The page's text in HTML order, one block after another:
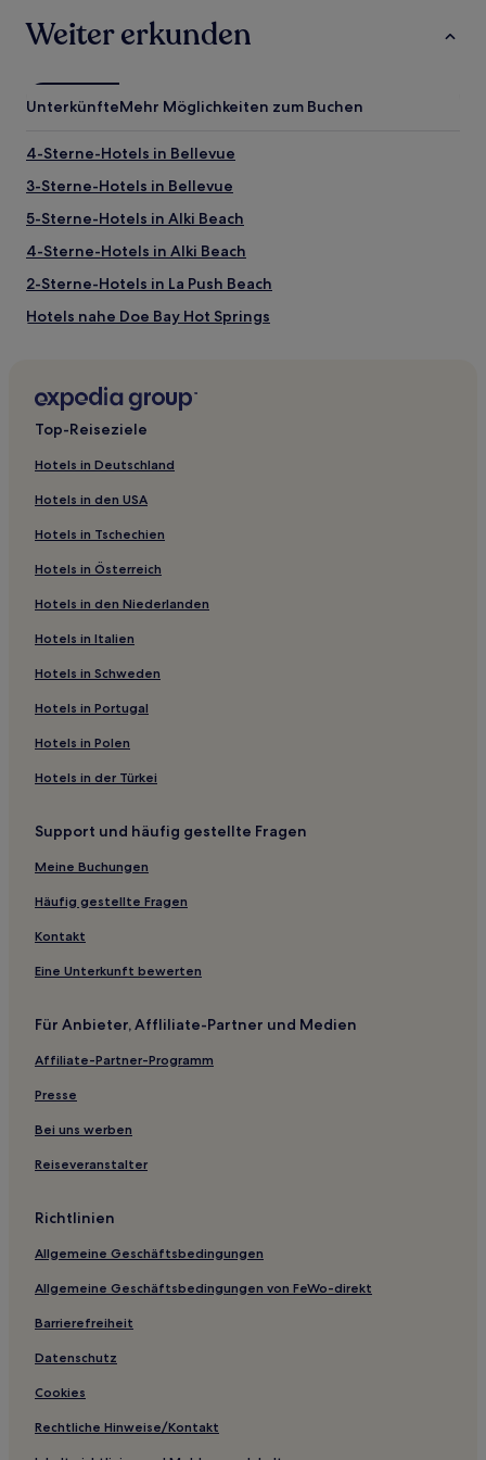
Weiter erkunden
UnterkünfteMehr Möglichkeiten zum Buchen
4-Sterne-Hotels in Bellevue
3-Sterne-Hotels in Bellevue
5-Sterne-Hotels in Alki Beach
4-Sterne-Hotels in Alki Beach
2-Sterne-Hotels in La Push Beach
Hotels nahe Doe Bay Hot Springs
Hotels nahe Kreuzfahrtterminal von Bellingham
Delta Hotels
Hotels nahe Mount Vernon Farmers Market
Roosevelt: Hotels
Doe Bay Hotels
Hotels nahe Point Roberts Golf & Country Club
Samish Hotels
Skagit County: Hotels
West Beach Hotels
Hotels nahe Lake Padden Park
Alexander Beach Hotels
Hotels nahe Martha’s Beach
Bellingham Hotels
Hotels nahe Western Washington University
Hotels nahe Mindport
Belfast Hotels
Motels in La Push Beach
Motels in Forks
Motels in Mount Vernon
Motels in Sequim
B&B in Friday Harbor
Motels in Tacoma
Motels in Olympia
Motels in Everett
Motels in Port Angeles
Motels in Seattle
Hostels in Seattle
Top-Reiseziele
Hotels in Deutschland
Hotels in den USA
Hotels in Tschechien
Hotels in Österreich
Hotels in den Niederlanden
Hotels in Italien
Hotels in Schweden
Hotels in Portugal
Hotels in Polen
Hotels in der Türkei
Support und häufig gestellte Fragen
Meine Buchungen
Häufig gestellte Fragen
Kontakt
Eine Unterkunft bewerten
Für Anbieter, Affliliate-Partner und Medien
Affiliate-Partner-Programm
Presse
Bei uns werben
Reiseveranstalter
Richtlinien
Allgemeine Geschäftsbedingungen
Allgemeine Geschäftsbedingungen von FeWo-direkt
Barrierefreiheit
Datenschutz
Cookies
Rechtliche Hinweise/Kontakt